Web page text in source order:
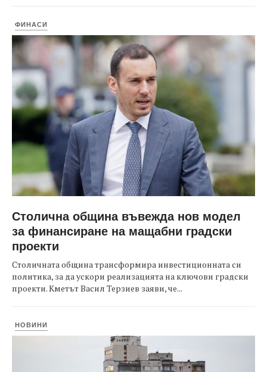
ФИНАСИ
Столична община въвежда нов модел
за финансиране на мащабни градски
проекти
Столичната община трансформира инвестиционната си
политика, за да ускори реализацията на ключови градски
проекти. Кметът Васил Терзиев заяви, че...
НОВИНИ